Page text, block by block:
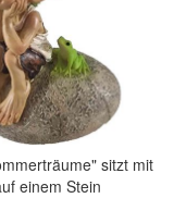
sitzt mit
einem Stein